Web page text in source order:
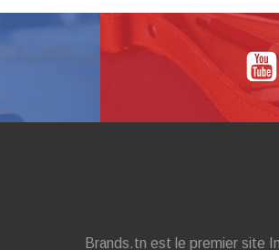
Brands.tn est le premier site